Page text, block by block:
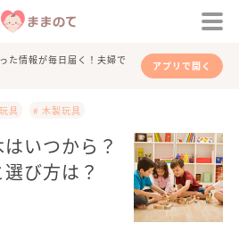
た情報が毎日届く！夫婦で
アプリで開く
具 # 木製玩具
いつから？
び方は？